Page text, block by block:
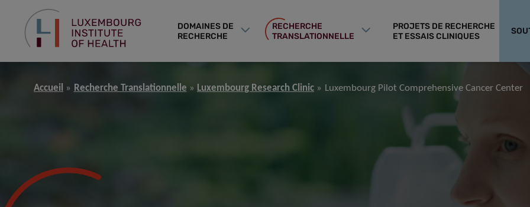
DOMAINES DE
RECHERCHE
RECHERCHE
TRANSLATIONNELLE
PROJETS DE RECHERCHE
ET ESSAIS CLINIQUES
Accueil Recherche Translationnelle Luxembourg Research Clinic Luxembourg Pilot Comprehensive Cancer Center